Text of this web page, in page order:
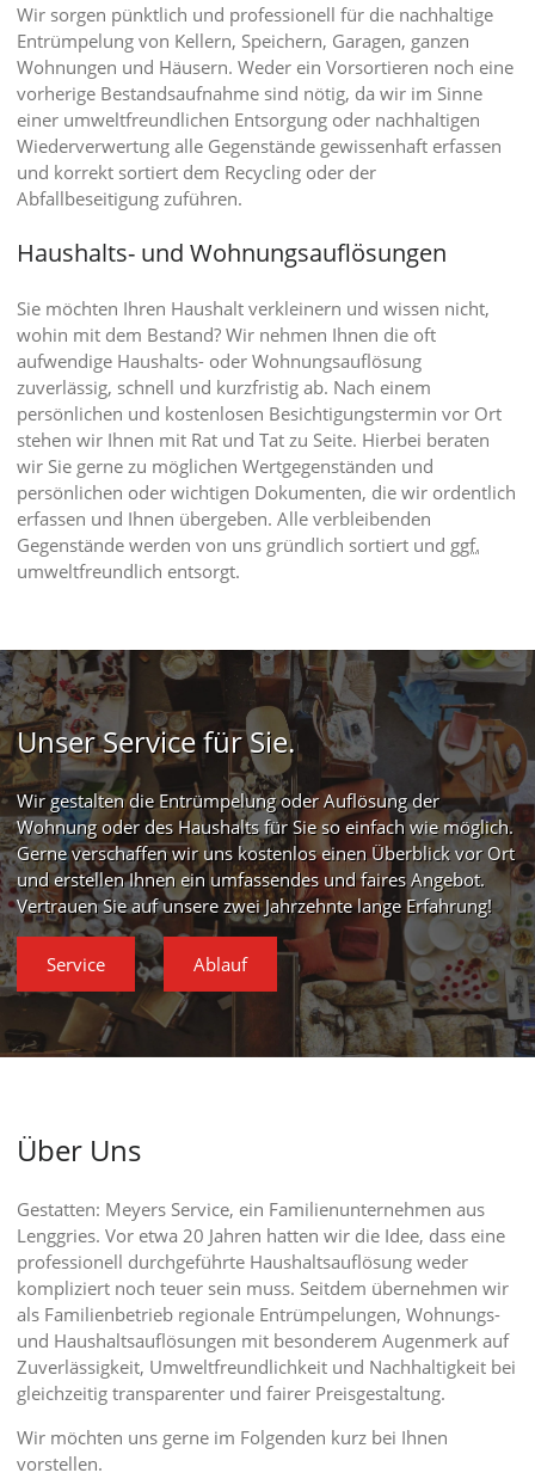
Wir sorgen pünktlich und professionell für die nachhaltige
Entrümpelung von Kellern, Speichern, Garagen, ganzen
Wohnungen und Häusern. Weder ein Vorsortieren noch eine
vorherige Bestandsaufnahme sind nötig, da wir im Sinne
einer umweltfreundlichen Entsorgung oder nachhaltigen
Wiederverwertung alle Gegenstände gewissenhaft erfassen
und korrekt sortiert dem Recycling oder der
Abfallbeseitigung zuführen.
Haushalts- und Wohnungsauflösungen
Sie möchten Ihren Haushalt verkleinern und wissen nicht,
wohin mit dem Bestand? Wir nehmen Ihnen die oft
aufwendige Haushalts- oder Wohnungsauflösung
zuverlässig, schnell und kurzfristig ab. Nach einem
persönlichen und kostenlosen Besichtigungstermin vor Ort
stehen wir Ihnen mit Rat und Tat zu Seite. Hierbei beraten
wir Sie gerne zu möglichen Wertgegenständen und
persönlichen oder wichtigen Dokumenten, die wir ordentlich
erfassen und Ihnen übergeben. Alle verbleibenden
Gegenstände werden von uns gründlich sortiert und ggf.
umweltfreundlich entsorgt.
Unser Service für Sie.
Wir gestalten die Entrümpelung oder Auflösung der
Wohnung oder des Haushalts für Sie so einfach wie möglich.
Gerne verschaffen wir uns kostenlos einen Überblick vor Ort
und erstellen Ihnen ein umfassendes und faires Angebot.
Vertrauen Sie auf unsere zwei Jahrzehnte lange Erfahrung!
Service Ablauf
Über Uns
Gestatten: Meyers Service, ein Familienunternehmen aus
Lenggries. Vor etwa 20 Jahren hatten wir die Idee, dass eine
professionell durchgeführte Haushaltsauflösung weder
kompliziert noch teuer sein muss. Seitdem übernehmen wir
als Familienbetrieb regionale Entrümpelungen, Wohnungs-
und Haushaltsauflösungen mit besonderem Augenmerk auf
Zuverlässigkeit, Umweltfreundlichkeit und Nachhaltigkeit bei
gleichzeitig transparenter und fairer Preisgestaltung.
Wir möchten uns gerne im Folgenden kurz bei Ihnen
vorstellen.